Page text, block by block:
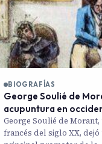
BIOGRAFÍAS
George Soulié de
acupuntura en
George Soulié de
francés del siglo XX,